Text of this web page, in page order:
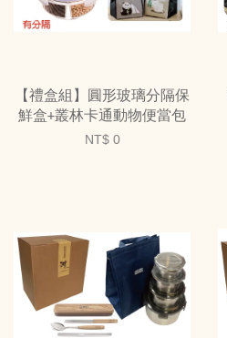
【禮盒組】圓形玻璃分隔保
鮮盒+叢林卡通動物便當包
NT$ 0